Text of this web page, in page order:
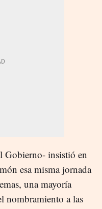
Gobierno- insistió en
esa misma jornada
una mayoría
nombramiento a las